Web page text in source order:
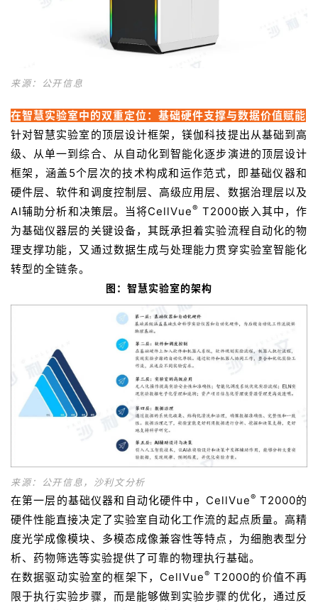
系
们
来源：公开信息
在智慧实验室中的双重定位：基础硬件支撑与数据价值赋能
针对智慧实验室的顶层设计框架，镁伽科技提出从基础到高
级、从单一到综合、从自动化到智能化逐步演进的顶层设计
框架，涵盖5个层次的技术构成和运作范式，即基础仪器和
硬件层、软件和调度控制层、高级应用层、数据治理层以及
AI辅助分析和决策层。当将CellVue® T2000嵌入其中，作
为基础仪器层的关键设备，其既承担着实验流程自动化的物
理支撑功能，又通过数据生成与处理能力贯穿实验室智能化
转型的全链条。
图：智慧实验室的架构
来源：公开信息，沙利文分析
在第一层的基础仪器和自动化硬件中，CellVue® T2000的
硬件性能直接决定了实验室自动化工作流的起点质量。高精
度光学成像模块、多模态成像兼容性等特点，为细胞表型分
析、药物筛选等实验提供了可靠的物理执行基础。
在数据驱动实验室的框架下，CellVue® T2000的价值不再
限于执行实验步骤，而是能够做到实验步骤的优化，通过反